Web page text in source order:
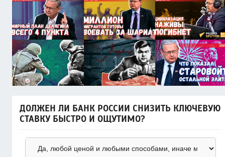
ДОЛЖЕН ЛИ БАНК РОССИИ СНИЗИТЬ КЛЮЧЕВУЮ
СТАВКУ БЫСТРО И ОЩУТИМО?